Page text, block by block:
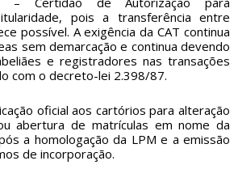
pois a transferência entre
possível. A exigência da CAT continua
sem demarcação e continua devendo
e registradores nas transações
com o decreto-lei 2.398/87.
oficial aos cartórios para alteração
abertura de matrículas em nome da
a homologação da LPM e a emissão
de incorporação.